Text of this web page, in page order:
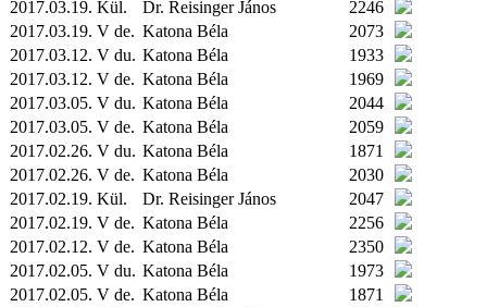
2017.03.19. Kül. Dr. Reisinger János
2246
2017.03.19. V de. Katona Béla
2073
2017.03.12. V du. Katona Béla
1933
2017.03.12. V de. Katona Béla
1969
2017.03.05. V du. Katona Béla
2044
2017.03.05. V de. Katona Béla
2059
2017.02.26. V du. Katona Béla
1871
2017.02.26. V de. Katona Béla
2030
2017.02.19. Kül. Dr. Reisinger János
2047
2017.02.19. V de. Katona Béla
2256
2017.02.12. V de. Katona Béla
2350
2017.02.05. V du. Katona Béla
1973
2017.02.05. V de. Katona Béla
1871